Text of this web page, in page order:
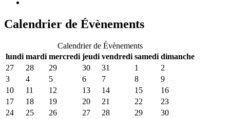
Calendrier de Évènements
Calendrier de Évènements
lundi mardi mercredi jeudi vendredi samedi dimanche
27
28 29 30 31 1
2
3
4 5 6 7 8
9
10
11 12 13 14 15
16
17
18 19 20 21 22
23
24
25 26 27 28 29
30